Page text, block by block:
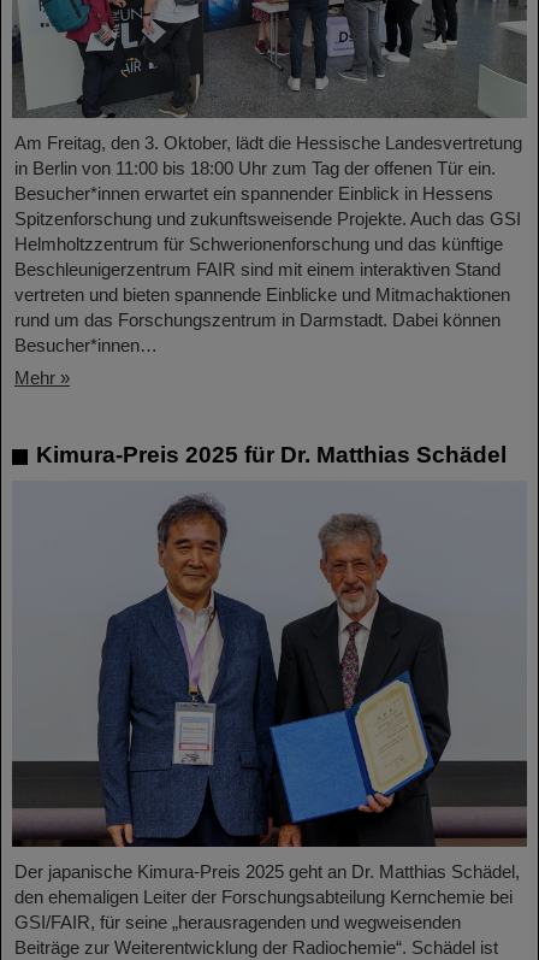
Am Freitag, den 3. Oktober, lädt die Hessische Landesvertretung
in Berlin von 11:00 bis 18:00 Uhr zum Tag der offenen Tür ein.
Besucher*innen erwartet ein spannender Einblick in Hessens
Spitzenforschung und zukunftsweisende Projekte. Auch das GSI
Helmholtzzentrum für Schwerionenforschung und das künftige
Beschleunigerzentrum FAIR sind mit einem interaktiven Stand
vertreten und bieten spannende Einblicke und Mitmachaktionen
rund um das Forschungszentrum in Darmstadt. Dabei können
Besucher*innen…
Mehr »
Kimura-Preis 2025 für Dr. Matthias Schädel
Der japanische Kimura-Preis 2025 geht an Dr. Matthias Schädel,
den ehemaligen Leiter der Forschungsabteilung Kernchemie bei
GSI/FAIR, für seine „herausragenden und wegweisenden
Beiträge zur Weiterentwicklung der Radiochemie“. Schädel ist